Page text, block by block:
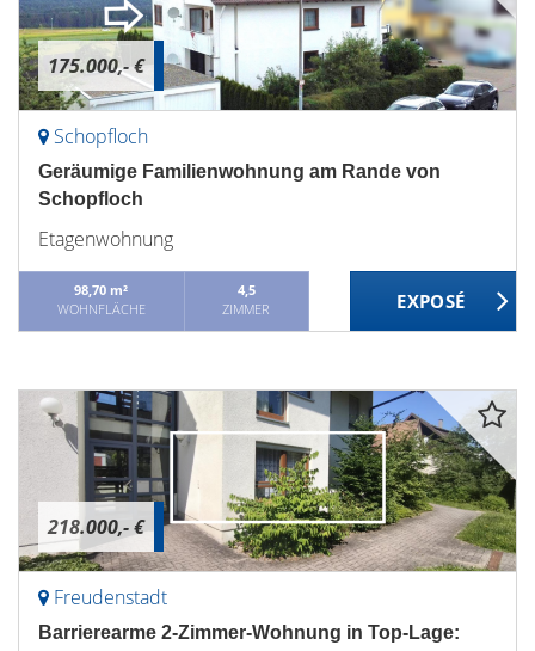
175.000,- €
Schopfloch
Geräumige Familienwohnung am Rande von
Schopfloch
Etagenwohnung
98,70 m²
WOHNFLÄCHE
4,5
ZIMMER
218.000,- €
Freudenstadt
Barrierearme 2-Zimmer-Wohnung in Top-Lage: